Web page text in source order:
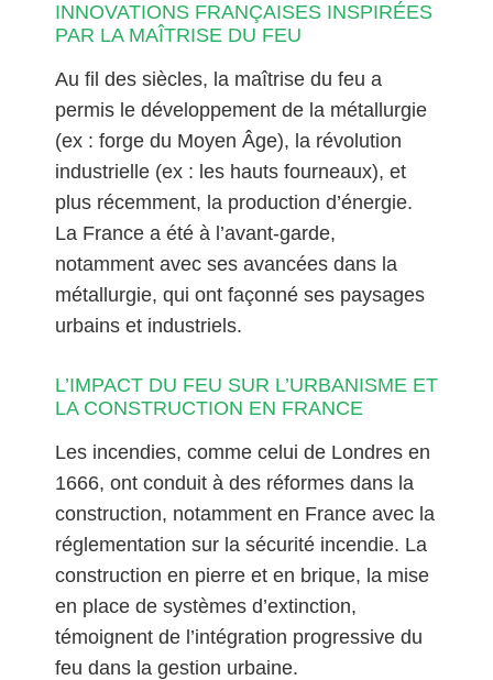
INNOVATIONS FRANÇAISES INSPIRÉES
PAR LA MAÎTRISE DU FEU
Au fil des siècles, la maîtrise du feu a
permis le développement de la métallurgie
(ex : forge du Moyen Âge), la révolution
industrielle (ex : les hauts fourneaux), et
plus récemment, la production d’énergie.
La France a été à l’avant-garde,
notamment avec ses avancées dans la
métallurgie, qui ont façonné ses paysages
urbains et industriels.
L’IMPACT DU FEU SUR L’URBANISME ET
LA CONSTRUCTION EN FRANCE
Les incendies, comme celui de Londres en
1666, ont conduit à des réformes dans la
construction, notamment en France avec la
réglementation sur la sécurité incendie. La
construction en pierre et en brique, la mise
en place de systèmes d’extinction,
témoignent de l’intégration progressive du
feu dans la gestion urbaine.